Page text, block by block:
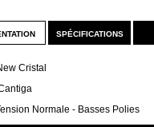
Cristal
Normale - Basses Polies
spécifications